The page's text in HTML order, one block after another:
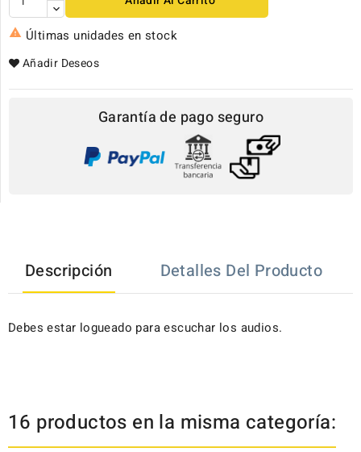
 Últimas unidades en stock
Añadir Deseos
Garantía de pago seguro
Descripción Detalles Del Producto
Debes estar logueado para escuchar los audios.
16 productos en la misma categoría: